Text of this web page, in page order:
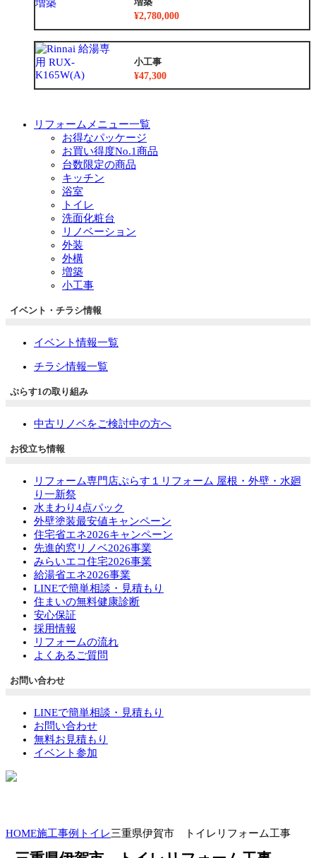
¥2,780,000
小工事
¥47,300
リフォームメニュー一覧
お得なパッケージ
お買い得度No.1商品
台数限定の商品
キッチン
浴室
トイレ
洗面化粧台
リノベーション
外装
外構
増築
小工事
イベント・チラシ情報
イベント情報一覧
チラシ情報一覧
ぷらす1の取り組み
中古リノベをご検討中の方へ
お役立ち情報
リフォーム専門店ぷらす１リフォーム 屋根・外壁・水廻
り一新祭
水まわり4点パック
外壁塗装最安値キャンペーン
住宅省エネ2026キャンペーン
先進的窓リノベ2026事業
みらいエコ住宅2026事業
給湯省エネ2026事業
LINEで簡単相談・見積もり
住まいの無料健康診断
安心保証
採用情報
リフォームの流れ
よくあるご質問
お問い合わせ
LINEで簡単相談・見積もり
お問い合わせ
無料お見積もり
イベント参加
HOME施工事例 トイレ三重県伊賀市 トイレリフォーム工事